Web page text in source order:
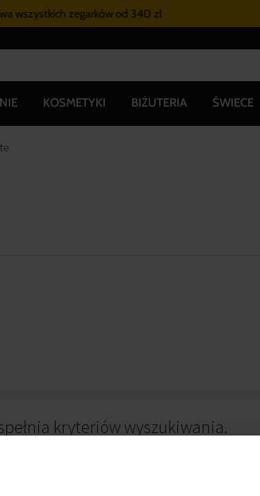
wszystkich zegarkówod 340 zł
KOSMETYKI BIŻUTERIA ŚWIECE
kryteriów wyszukiwania.